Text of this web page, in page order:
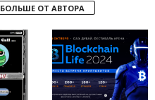
БОЛЬШЕ ОТ АВТОРА